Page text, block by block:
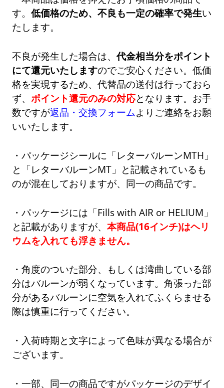
す。低価格のため、不良も一定の確率で発生い
たします。
不良が発生した場合は、代金相当分をポイント
にて還元いたしますのでご安心ください。低価
格を実現するため、代替品の送付は行っておら
ず、ポイント還元のみの対応となります。お手
数ですが返品・交換フォームよりご連絡をお願
いいたします。
・パッケージシールに「レターバルーンMTH」
と「レターバルーンMT」と記載されているも
のが混在しておりますが、同一の商品です。
・パッケージには「Fills with AIR or HELIUM」
と記載がありますが、本商品(16インチ)はヘリ
ウムを入れても浮きません。
・角度のついた部分、もしくは湾曲している部
分はバルーンが弱くなっています。角張った部
分があるバルーンに空気を入れてふくらませる
際は慎重に行ってください。
・入荷時期と文字によって色味が異なる場合が
ございます。
・一部、同一の商品ですがパッケージのデザイ